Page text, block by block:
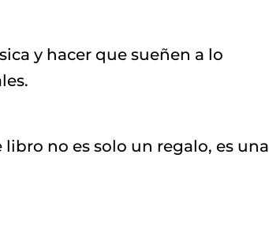
y hacer que sueñen a lo
no es solo un regalo, es una